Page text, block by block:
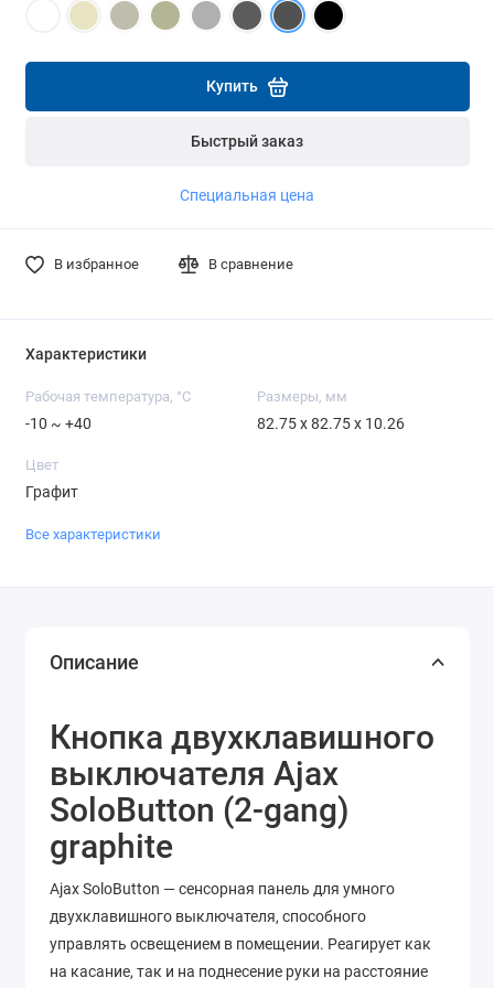
Купить
Быстрый заказ
Специальная цена
Подробнее
части платежа.
части платежа.
В избранное В сравнение
Характеристики
Рабочая температура, °C
-10 ~ +40
Размеры, мм
82.75 x 82.75 x 10.26
Цвет
Графит
Все характеристики
Описание
Кнопка двухклавишного
выключателя Ajax
SoloButton (2-gang)
graphite
Ajax SoloButton — сенсорная панель для умного
двухклавишного выключателя, способного
управлять освещением в помещении. Реагирует как
на касание, так и на поднесение руки на расстояние